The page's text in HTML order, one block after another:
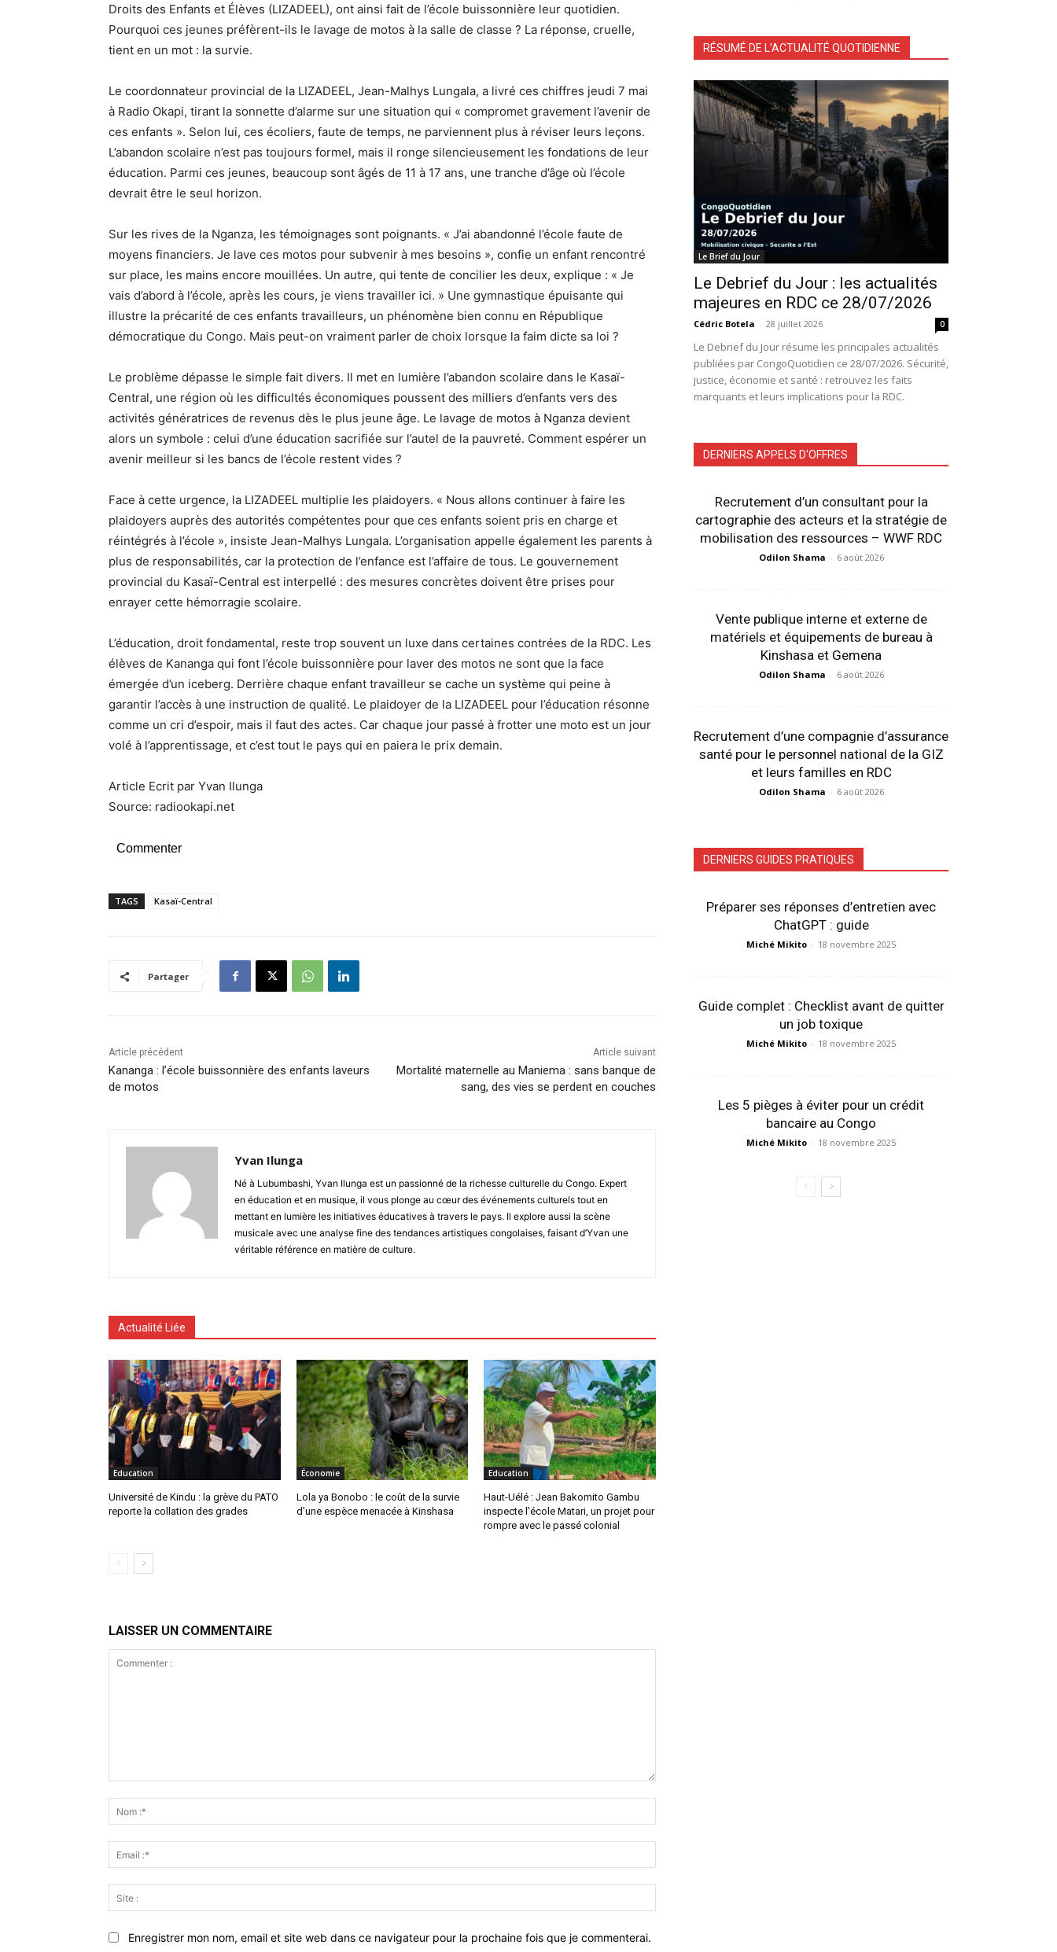
Droits des Enfants et Élèves (LIZADEEL), ont ainsi fait de l’école buissonnière leur quotidien.
Pourquoi ces jeunes préfèrent-ils le lavage de motos à la salle de classe ? La réponse, cruelle,
tient en un mot : la survie.
Le coordonnateur provincial de la LIZADEEL, Jean-Malhys Lungala, a livré ces chiffres jeudi 7 mai
à Radio Okapi, tirant la sonnette d’alarme sur une situation qui « compromet gravement l’avenir de
ces enfants ». Selon lui, ces écoliers, faute de temps, ne parviennent plus à réviser leurs leçons.
L’abandon scolaire n’est pas toujours formel, mais il ronge silencieusement les fondations de leur
éducation. Parmi ces jeunes, beaucoup sont âgés de 11 à 17 ans, une tranche d’âge où l’école
devrait être le seul horizon.
Sur les rives de la Nganza, les témoignages sont poignants. « J’ai abandonné l’école faute de
moyens financiers. Je lave ces motos pour subvenir à mes besoins », confie un enfant rencontré
sur place, les mains encore mouillées. Un autre, qui tente de concilier les deux, explique : « Je
vais d’abord à l’école, après les cours, je viens travailler ici. » Une gymnastique épuisante qui
illustre la précarité de ces enfants travailleurs, un phénomène bien connu en République
démocratique du Congo. Mais peut-on vraiment parler de choix lorsque la faim dicte sa loi ?
Le problème dépasse le simple fait divers. Il met en lumière l’abandon scolaire dans le Kasaï-
Central, une région où les difficultés économiques poussent des milliers d’enfants vers des
activités génératrices de revenus dès le plus jeune âge. Le lavage de motos à Nganza devient
alors un symbole : celui d’une éducation sacrifiée sur l’autel de la pauvreté. Comment espérer un
avenir meilleur si les bancs de l’école restent vides ?
Face à cette urgence, la LIZADEEL multiplie les plaidoyers. « Nous allons continuer à faire les
plaidoyers auprès des autorités compétentes pour que ces enfants soient pris en charge et
réintégrés à l’école », insiste Jean-Malhys Lungala. L’organisation appelle également les parents à
plus de responsabilités, car la protection de l’enfance est l’affaire de tous. Le gouvernement
provincial du Kasaï-Central est interpellé : des mesures concrètes doivent être prises pour
enrayer cette hémorragie scolaire.
L’éducation, droit fondamental, reste trop souvent un luxe dans certaines contrées de la RDC. Les
élèves de Kananga qui font l’école buissonnière pour laver des motos ne sont que la face
émergée d’un iceberg. Derrière chaque enfant travailleur se cache un système qui peine à
garantir l’accès à une instruction de qualité. Le plaidoyer de la LIZADEEL pour l’éducation résonne
comme un cri d’espoir, mais il faut des actes. Car chaque jour passé à frotter une moto est un jour
volé à l’apprentissage, et c’est tout le pays qui en paiera le prix demain.
Article Ecrit par Yvan Ilunga
Source: radiookapi.net
Commenter
TAGS Kasaï-Central
Partager
Article précédent
Kananga : l’école buissonnière des enfants laveurs
de motos
Article suivant
Mortalité maternelle au Maniema : sans banque de
sang, des vies se perdent en couches
Yvan Ilunga
Né à Lubumbashi, Yvan Ilunga est un passionné de la richesse culturelle du Congo. Expert
en éducation et en musique, il vous plonge au cœur des événements culturels tout en
mettant en lumière les initiatives éducatives à travers le pays. Il explore aussi la scène
musicale avec une analyse fine des tendances artistiques congolaises, faisant d’Yvan une
véritable référence en matière de culture.
Actualité Liée
Education
Université de Kindu : la grève du PATO
reporte la collation des grades
Économie
Lola ya Bonobo : le coût de la survie
d’une espèce menacée à Kinshasa
Education
Haut-Uélé : Jean Bakomito Gambu
inspecte l’école Matari, un projet pour
rompre avec le passé colonial
LAISSER UN COMMENTAIRE
:*
:*
:
Enregistrer mon nom, email et site web dans ce navigateur pour la prochaine fois que je commenterai.
RÉSUMÉ DE L'ACTUALITÉ QUOTIDIENNE
Le Brief du Jour
Le Debrief du Jour : les actualités
majeures en RDC ce 28/07/2026
Cédric Botela - 28 juillet 2026 0
Le Debrief du Jour résume les principales actualités
publiées par CongoQuotidien ce 28/07/2026. Sécurité,
justice, économie et santé : retrouvez les faits
marquants et leurs implications pour la RDC.
DERNIERS APPELS D'OFFRES
Recrutement d’un consultant pour la
cartographie des acteurs et la stratégie de
mobilisation des ressources – WWF RDC
Odilon Shama - 6 août 2026
Vente publique interne et externe de
matériels et équipements de bureau à
Kinshasa et Gemena
Odilon Shama - 6 août 2026
Recrutement d’une compagnie d’assurance
santé pour le personnel national de la GIZ
et leurs familles en RDC
Odilon Shama - 6 août 2026
DERNIERS GUIDES PRATIQUES
Préparer ses réponses d’entretien avec
ChatGPT : guide
Miché Mikito - 18 novembre 2025
Guide complet : Checklist avant de quitter
un job toxique
Miché Mikito - 18 novembre 2025
Les 5 pièges à éviter pour un crédit
bancaire au Congo
Miché Mikito - 18 novembre 2025